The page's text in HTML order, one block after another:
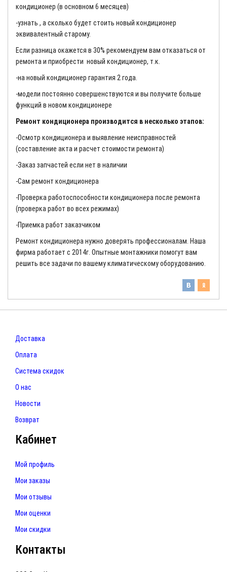
кондиционер (в основном 6 месяцев)
-узнать , а сколько будет стоить новый кондиционер
эквивалентный старому.
Если разница окажется в 30% рекомендуем вам отказаться от
ремонта и приобрести новый кондиционер, т.к.
-на новый кондиционер гарантия 2 года.
-модели постоянно совершенствуются и вы получите больше
функций в новом кондиционере
Ремонт кондиционера производится в несколько этапов:
-Осмотр кондиционера и выявление неисправностей
(составление акта и расчет стоимости ремонта)
-Заказ запчастей если нет в наличии
-Сам ремонт кондиционера
-Проверка работоспособности кондиционера после ремонта
(проверка работ во всех режимах)
-Приемка работ заказчиком
Ремонт кондиционера нужно доверять профессионалам. Наша
фирма работает с 2014г. Опытные монтажники помогут вам
решить все задачи по вашему климатическому оборудованию.
Доставка
Оплата
Система скидок
О нас
Новости
Возврат
Кабинет
Мой профиль
Мои заказы
Мои отзывы
Мои оценки
Мои скидки
Контакты